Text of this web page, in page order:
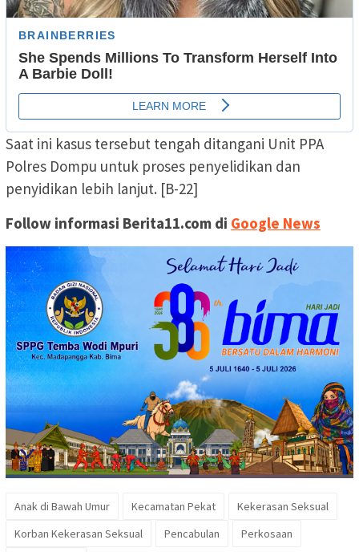
Saat ini kasus tersebut tengah ditangani Unit PPA
Polres Dompu untuk proses penyelidikan dan
penyidikan lebih lanjut. [B-22]
Follow informasi Berita11.com di Google News
Anak di Bawah Umur Kecamatan Pekat
Kekerasan Seksual
Korban Kekerasan Seksual
Pencabulan
Perkosaan